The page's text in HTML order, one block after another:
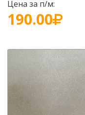
Цена за п/м:
190.00